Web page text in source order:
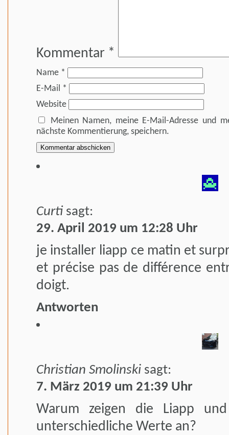
Kommentar *
Name *
E-Mail *
Website
Meinen Namen, meine E-Mail-Adresse und
nächste Kommentierung, speichern.
Curti sagt:
29. April 2019 um 12:28 Uhr
je installer liapp ce matin et
et précise pas de différence
doigt.
Antworten
Christian Smolinski sagt:
7. März 2019 um 21:39 Uhr
Warum zeigen die Liapp
unterschiedliche Werte an?